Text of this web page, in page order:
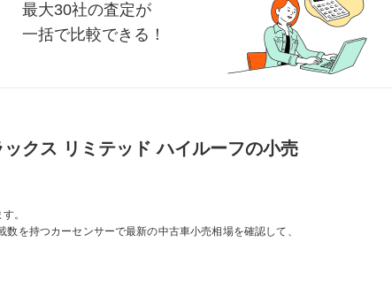
最大30社の査定が
一括で比較できる！
クス リミテッド ハイルーフの小売
。
を持つカーセンサーで最新の中古車小売相場を確認して、